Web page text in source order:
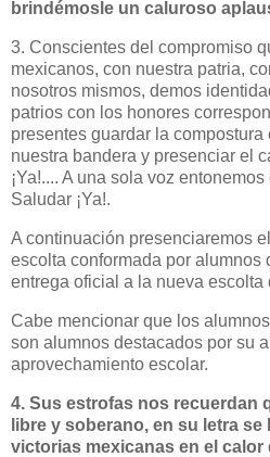
brindémosle un caluroso
3. Conscientes del compromiso
mexicanos, con nuestra patria,
nosotros mismos, demos
patrios con los honores
presentes guardar la compostura
nuestra bandera y presenciar el
¡Ya!.... A una sola voz
Saludar ¡Ya!.
A continuación presenciaremos
escolta conformada por alumnos
entrega oficial a la nueva escolta
Cabe mencionar que los
son alumnos destacados por su
aprovechamiento escolar.
4. Sus estrofas nos recuerdan
libre y soberano, en su letra
victorias mexicanas en el calor